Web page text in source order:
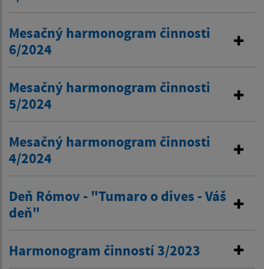
Mesačný harmonogram činnosti
6/2024
Mesačný harmonogram činnosti
5/2024
Mesačný harmonogram činnosti
4/2024
Deň Rómov - "Tumaro o dives - Váš
deň"
Harmonogram činností 3/2023